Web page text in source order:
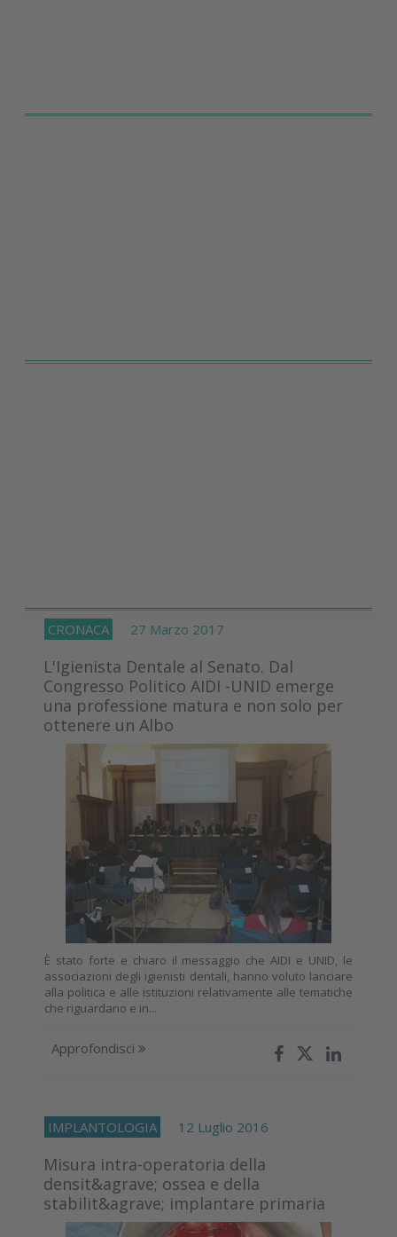
CRONACA 27 Marzo 2017
L'Igienista Dentale al Senato. Dal
Congresso Politico AIDI -UNID emerge
una professione matura e non solo per
ottenere un Albo
È stato forte e chiaro il messaggio che AIDI e UNID, le
associazioni degli igienisti dentali, hanno voluto lanciare
alla politica e alle istituzioni relativamente alle tematiche
che riguardano e in...
Approfondisci
IMPLANTOLOGIA 12 Luglio 2016
Misura intra-operatoria della
densit&agrave; ossea e della
stabilit&agrave; implantare primaria